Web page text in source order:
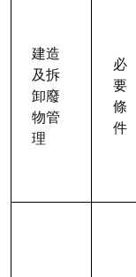
建造
及拆
卸廢
物管
理
必
要
條
件